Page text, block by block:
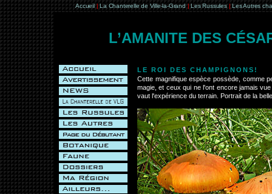
Accueil | La Chanterelle de Ville-la-Grand | Les Russules | Les Autres
L’AMANITE DES
LE ROI DES CHAMPIGNONS!
Cette magnifique espèce possède, comme
magie, et ceux qui ne l'ont encore jamais
vaut l'expérience du terrain. Portrait de la